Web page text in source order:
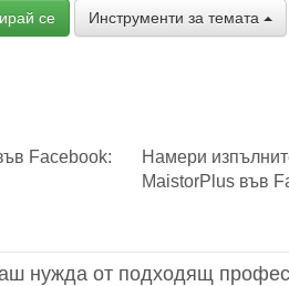
се Инструменти за темата
Facebook:
Намери
MaistorPlus във
нужда от подходящ